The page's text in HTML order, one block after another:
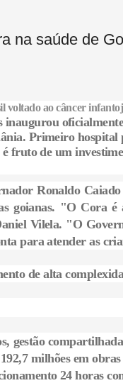
na saúde de
ao câncer
inaugurou
Primeiro
fruto de um
Ronaldo
goianas. "O Cora
Vilela. "O
para atender as
de alta
gestão
milhões em
24 horas